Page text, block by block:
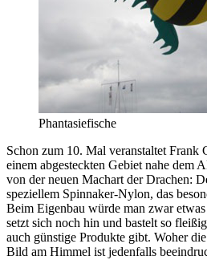
Phantasiefische
Schon zum 10. Mal veranstaltet Frank
einem abgesteckten Gebiet nahe dem
von der neuen Machart der Drachen:
speziellem Spinnaker-Nylon, das
Beim Eigenbau würde man zwar
setzt sich noch hin und bastelt so
auch günstige Produkte gibt. Woher
Bild am Himmel ist jedenfalls